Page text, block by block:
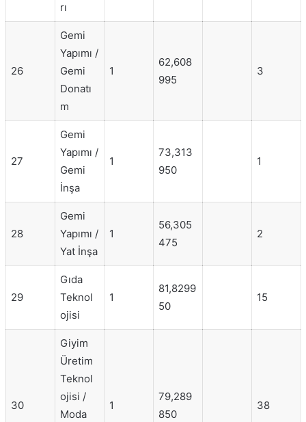
rı
26
Gemi
Yapımı /
Gemi
Donatı
m
1
62,608
995
3
27
Gemi
Yapımı /
Gemi
İnşa
1
73,313
950
1
28
Gemi
Yapımı /
Yat İnşa
1
56,305
475
2
29
Gıda
Teknol
ojisi
1
81,8299
50
15
30
Giyim
Üretim
Teknol
ojisi /
Moda
1
79,289
850
38